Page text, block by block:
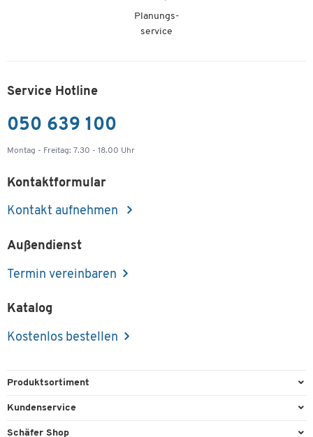
Planungs-
service
Service Hotline
050 639 100
Montag - Freitag: 7.30 - 18.00 Uhr
Kontaktformular
Kontakt aufnehmen
Außendienst
Termin vereinbaren
Katalog
Kostenlos bestellen
Produktsortiment
Büroausstattung
Kundenservice
Direktbestellung
Schäfer Shop